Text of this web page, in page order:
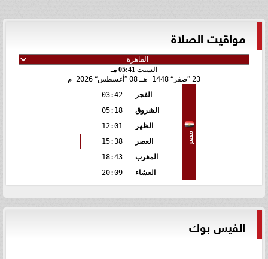
مواقيت الصلاة
السبت 05:41 مـ
23
صفر 1448 هـ 08 أغسطس 2026 م
مصر
الفجر
03:42
الشروق
05:18
الظهر
12:01
العصر
15:38
المغرب
18:43
العشاء
20:09
الفيس بوك